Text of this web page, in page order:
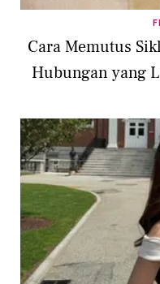
Cara Memutus
Hubungan yang